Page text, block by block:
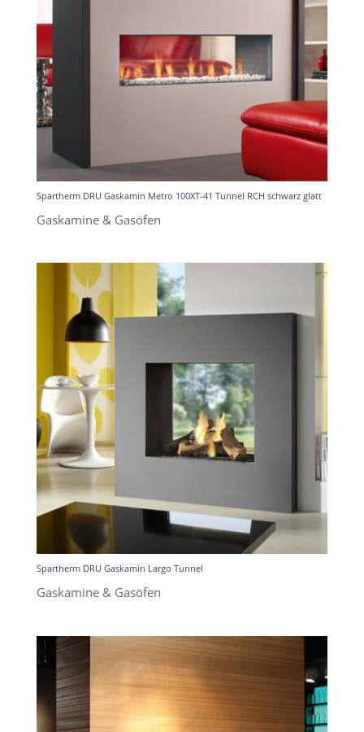
Spartherm DRU Gaskamin Metro 100XT-41 Tunnel RCH schwarz glatt
Gaskamine & Gasöfen
Spartherm DRU Gaskamin Largo Tunnel
Gaskamine & Gasöfen